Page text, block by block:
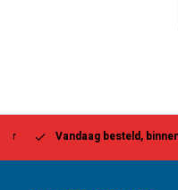
Vandaag besteld, binnen 1-